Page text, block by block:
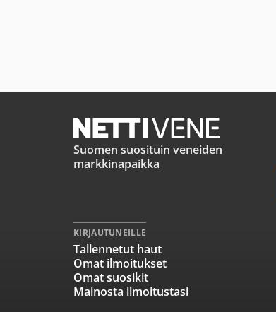
Suomen suosituin veneiden
markkinapaikka
KIRJAUTUNEILLE
Tallennetut haut
Omat ilmoitukset
Omat suosikit
Mainosta ilmoitustasi